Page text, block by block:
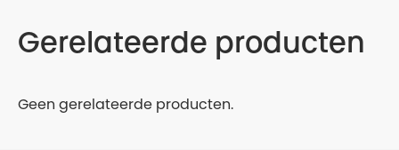
Gerelateerde producten
Geen gerelateerde producten.